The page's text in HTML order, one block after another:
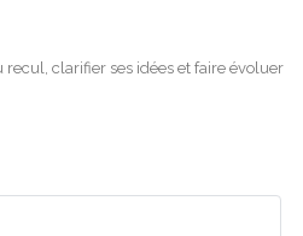
clarifier ses idées et faire évoluer